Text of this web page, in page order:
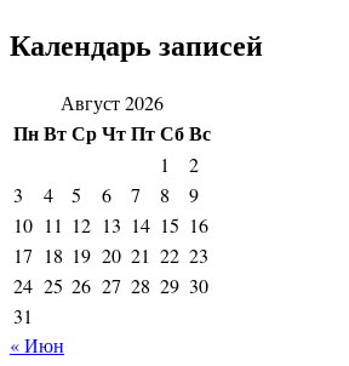
Календарь записей
Август 2026
ПнВтСрЧтПтСбВс
1
2
3
4 5 6 7 8
9
10 11 12 13 14 15 16
17 18 19 20 21 22 23
24 25 26 27 28 29 30
31
« Июн